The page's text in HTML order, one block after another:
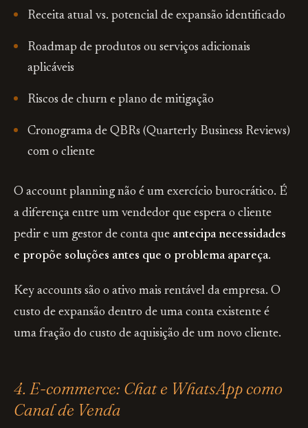
Receita atual vs. potencial de expansão identificado
Roadmap de produtos ou serviços adicionais
aplicáveis
Riscos de churn e plano de mitigação
Cronograma de QBRs (Quarterly Business Reviews)
com o cliente
O account planning não é um exercício burocrático. É
a diferença entre um vendedor que espera o cliente
pedir e um gestor de conta que antecipa necessidades
e propõe soluções antes que o problema apareça.
Key accounts são o ativo mais rentável da empresa. O
custo de expansão dentro de uma conta existente é
uma fração do custo de aquisição de um novo cliente.
4. E-commerce: Chat e WhatsApp como
Canal de Venda